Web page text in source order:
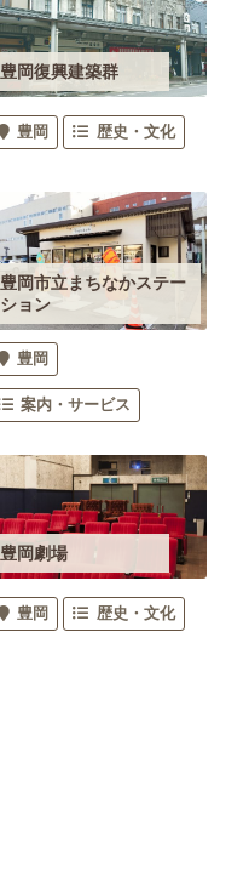
豊岡復興建築群
豊岡 歴史・文化
豊岡市立まちなかステー
ション
豊岡
案内・サービス
豊岡劇場
豊岡 歴史・文化